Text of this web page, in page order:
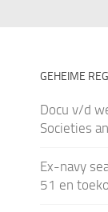
GEHEIME
Docu v/d
Societies
Ex-navy
51 en